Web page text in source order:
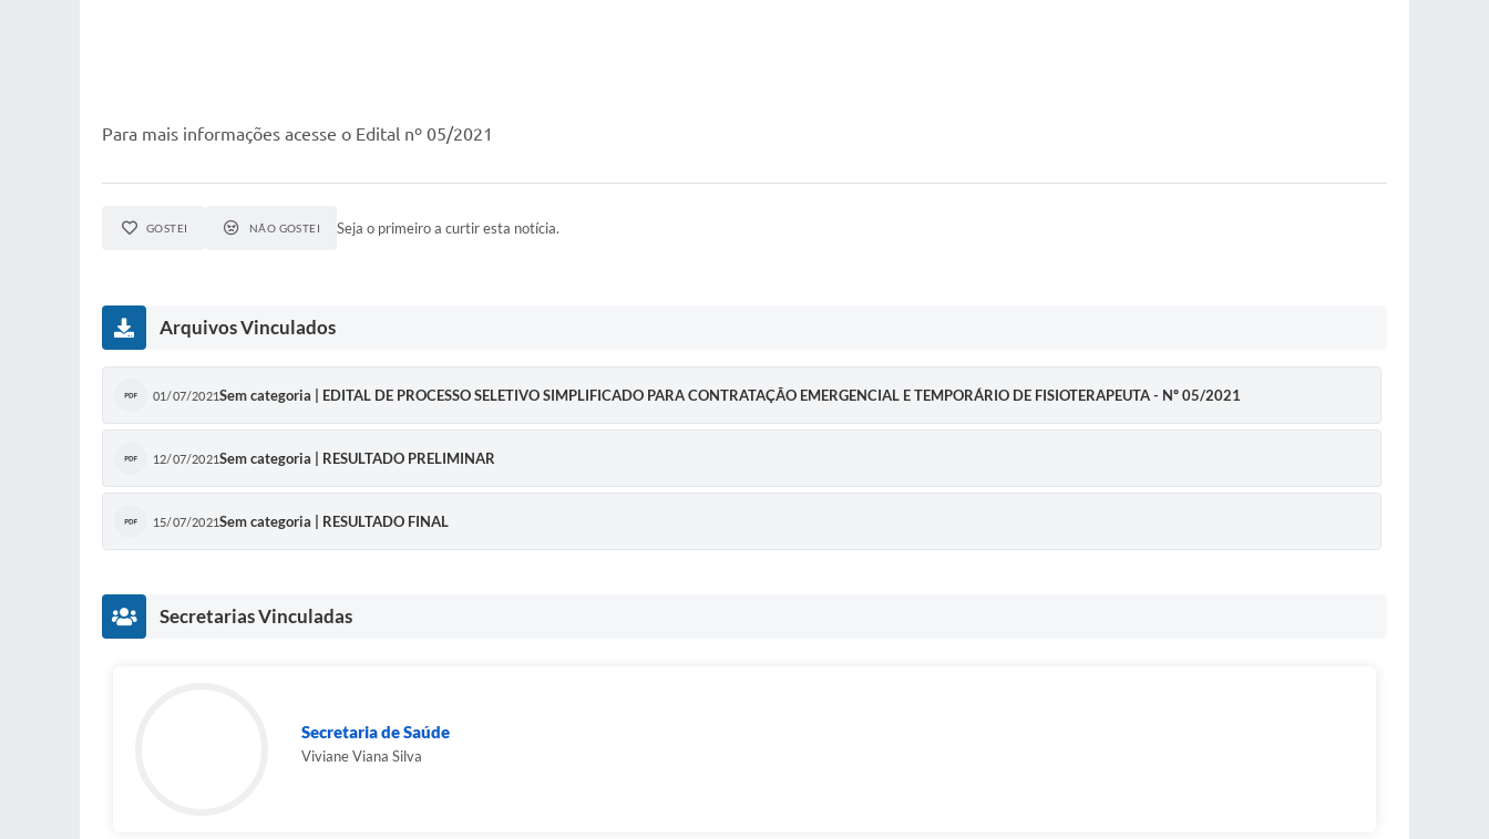
Para mais informações acesse o Edital nº 05/2021
GOSTEI NÃO GOSTEI Seja o primeiro a curtir esta notícia.
Arquivos Vinculados
01/07/2021Sem categoria | EDITAL DE PROCESSO SELETIVO SIMPLIFICADO PARA CONTRATAÇÃO EMERGENCIAL E TEMPORÁRIO DE FISIOTERAPEUTA - Nº 05/2021
12/07/2021Sem categoria | RESULTADO PRELIMINAR
15/07/2021Sem categoria | RESULTADO FINAL
Secretarias Vinculadas
Secretaria de Saúde
Viviane Viana Silva